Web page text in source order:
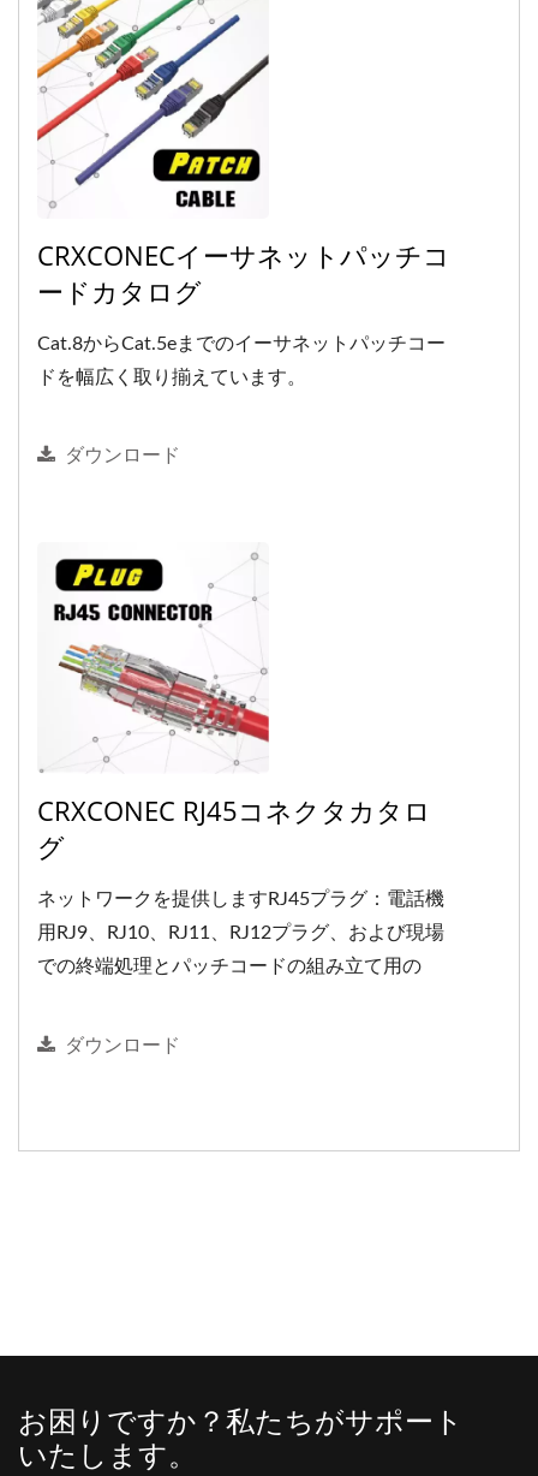
CRXCONECイーサネットパッチコ
ードカタログ
Cat.8からCat.5eまでのイーサネットパッチコー
ドを幅広く取り揃えています。
ダウンロード
CRXCONEC RJ45コネクタカタロ
グ
ネットワークを提供しますRJ45プラグ：電話機
用RJ9、RJ10、RJ11、RJ12プラグ、および現場
での終端処理とパッチコードの組み立て用の
ダウンロード
お困りですか？私たちがサポート
いたします。